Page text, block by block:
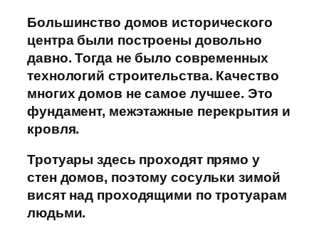
Большинство домов исторического
центра были построены довольно
давно. Тогда не было современных
технологий строительства. Качество
многих домов не самое лучшее. Это
фундамент, межэтажные перекрытия и
кровля.
Тротуары здесь проходят прямо у
стен домов, поэтому сосульки зимой
висят над проходящими по тротуарам
людьми.